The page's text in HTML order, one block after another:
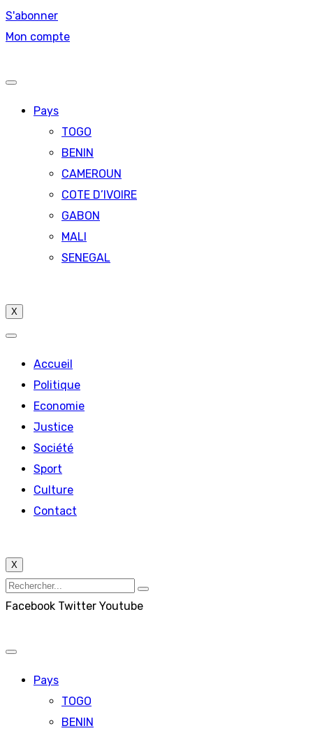
S'abonner
Mon compte
Pays
TOGO
BENIN
CAMEROUN
COTE D’IVOIRE
GABON
MALI
SENEGAL
X
Accueil
Politique
Economie
Justice
Société
Sport
Culture
Contact
X
Facebook Twitter Youtube
Pays
TOGO
BENIN